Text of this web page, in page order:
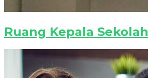
Ruang Kepala Sekolah